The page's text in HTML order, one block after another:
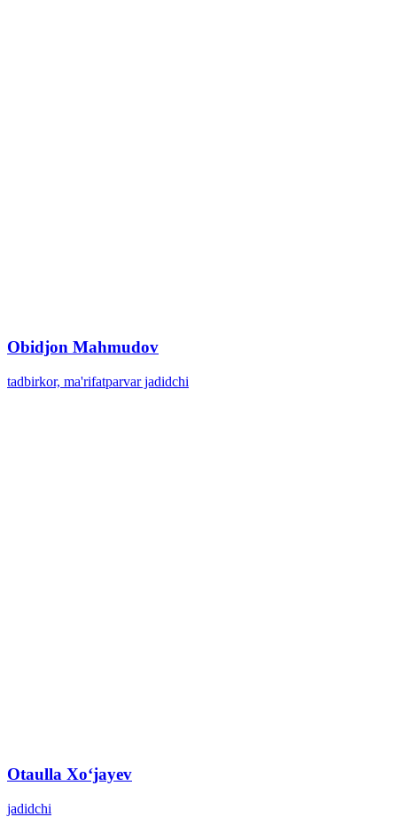
Obidjon Mahmudov
tadbirkor, ma'rifatparvar jadidchi
Otaulla Xoʻjayev
jadidchi